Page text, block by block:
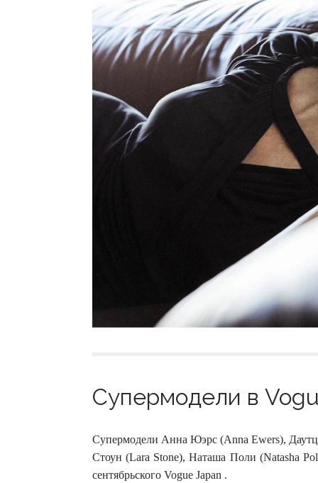
Супермодели в
Супермодели Анна Юэрс (Anna Ewers),
Стоун (Lara Stone), Наташа Поли (Natasha
сентябрьского Vogue Japan .